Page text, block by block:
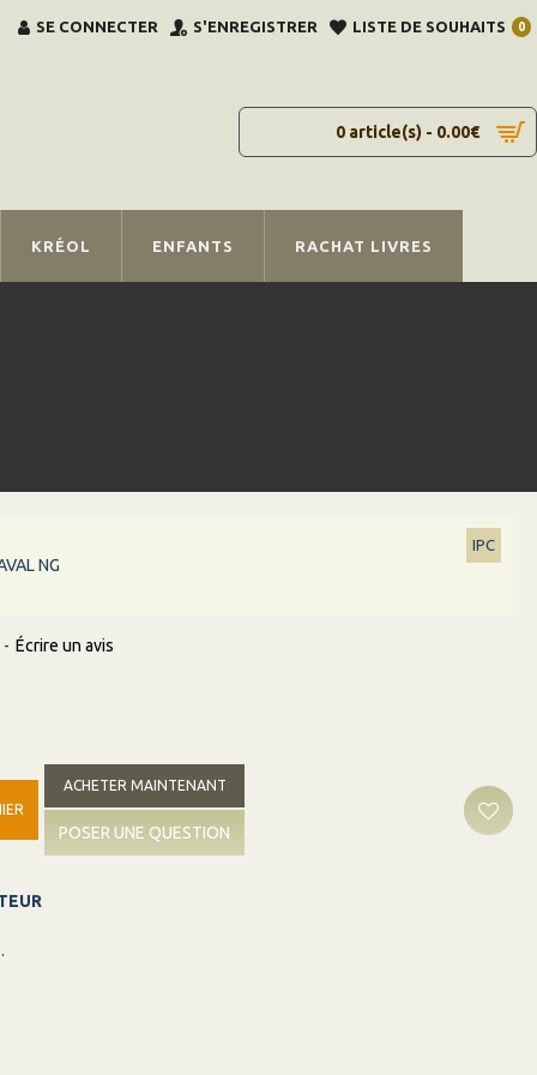
SE CONNECTER S'ENREGISTRER LISTE DE SOUHAITS 0
0 article(s) - 0.00€
KRÉOL ENFANTS RACHAT LIVRES
NG
IPC
- Écrire un avis
ACHETER MAINTENANT
POSER UNE QUESTION